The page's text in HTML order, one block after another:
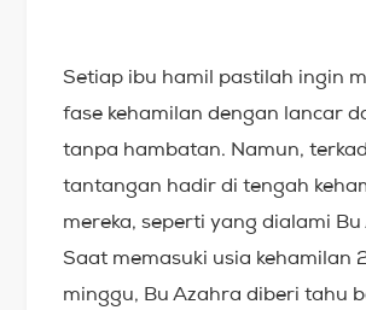
Setiap ibu hamil pastilah ingin
fase kehamilan dengan lancar
tanpa hambatan. Namun,
tantangan hadir di tengah
mereka, seperti yang dialami Bu
Saat memasuki usia kehamilan
minggu, Bu Azahra diberi tahu